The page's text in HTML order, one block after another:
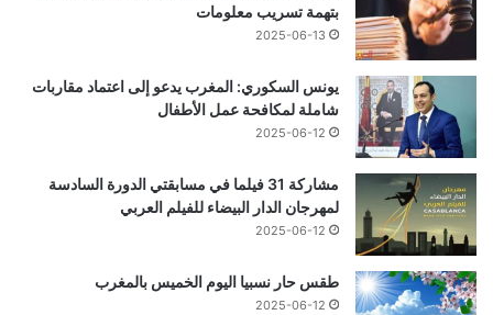
بتهمة تسريب معلومات
2025-06-13
يونس السكوري: المغرب يدعو إلى اعتماد مقاربات
شاملة لمكافحة عمل الأطفال
2025-06-12
مشاركة 31 فيلما في مسابقتي الدورة السادسة
لمهرجان الدار البيضاء للفيلم العربي
2025-06-12
طقس حار نسبيا اليوم الخميس بالمغرب
2025-06-12